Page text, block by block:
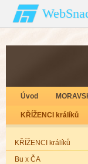
Úvod
KŘÍŽENCI králíků
KŘÍŽENCI králíků
Bu x ČA